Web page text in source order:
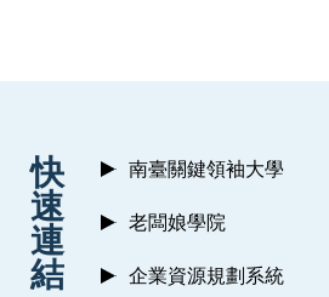
快
速
連
結
南臺關鍵領袖大學
老闆娘學院
企業資源規劃系統